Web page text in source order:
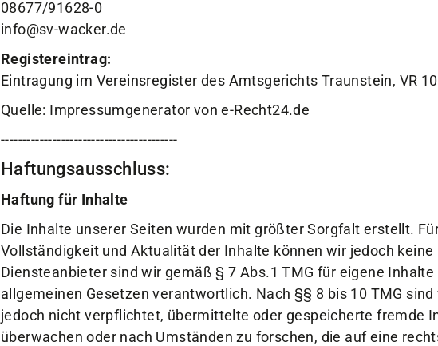
08677/91628-0
info@sv-wacker.de
Registereintrag:
Eintragung im Vereinsregister des Amtsgerichts Traunstein, VR
Quelle: Impressumgenerator von e-Recht24.de
-----------------------------------------
Haftungsausschluss:
Haftung für Inhalte
Die Inhalte unserer Seiten wurden mit größter Sorgfalt erstellt.
Vollständigkeit und Aktualität der Inhalte können wir jedoch
Diensteanbieter sind wir gemäß § 7 Abs.1 TMG für eigene
allgemeinen Gesetzen verantwortlich. Nach §§ 8 bis 10 TMG
jedoch nicht verpflichtet, übermittelte oder gespeicherte fremde
überwachen oder nach Umständen zu forschen, die auf eine
Sportangebote